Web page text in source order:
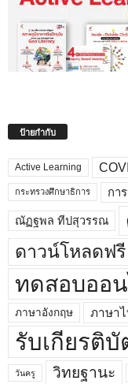
ป้ายกำกับ
Active Learning
กระทรวงศึกษาธิการ กา
ณัฏฐพล ทีปสุวรรณ
ดาวน์โหลดฟรี
ทดสอบออ
ภาษาอังกฤษ ภาษา
รับเกียรติ
วันครู วิทยฐานะ